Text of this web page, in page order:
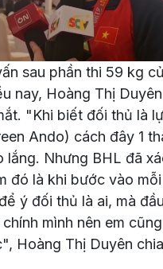
Video
sau phần thi 59 kg
nay, Hoàng Thị
"Khi biết đối thủ là
Ando) cách đây 1
lắng. Nhưng BHL đã
đó là khi bước vào
ý đối thủ là ai, mà
mình nên em
Hoàng Thị Duyên